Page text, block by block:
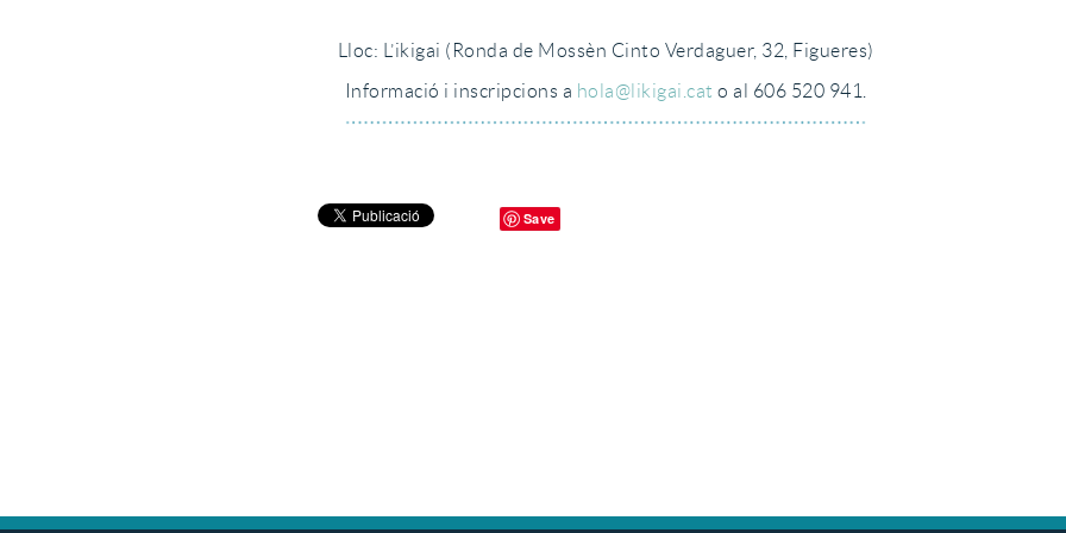
Lloc: L’ikigai (Ronda de Mossèn Cinto Verdaguer, 32, Figueres)
Informació i inscripcions a hola@likigai.cat o al 606 520 941.
Save